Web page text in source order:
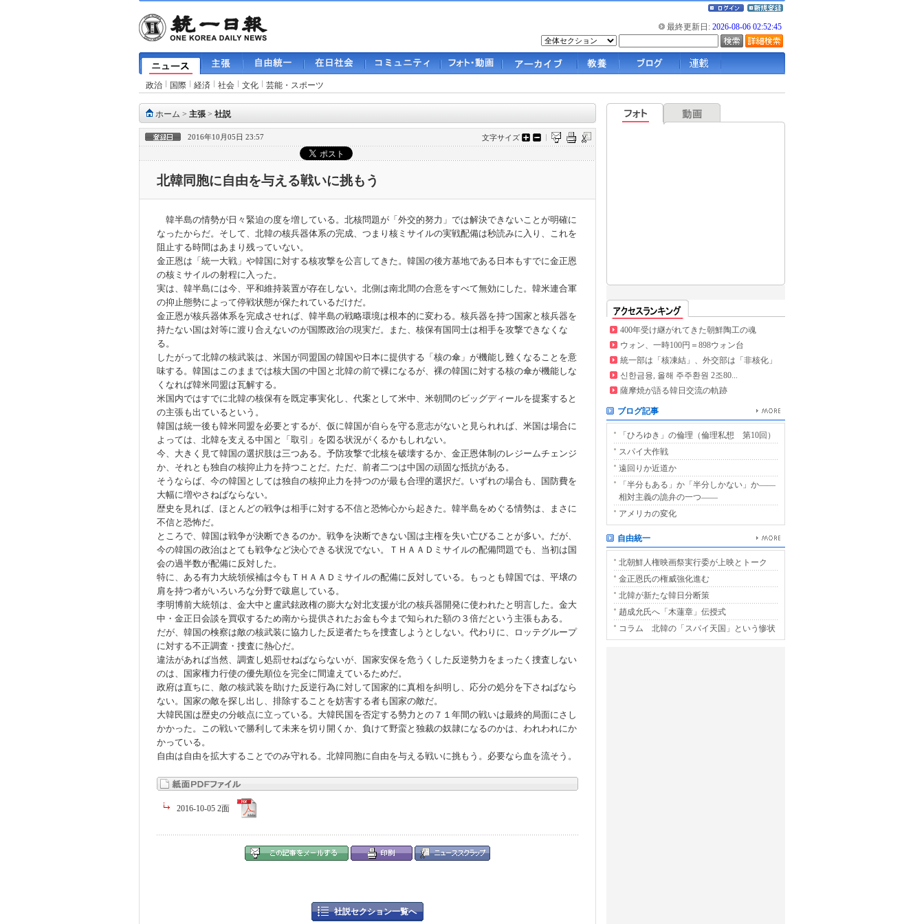
最終更新日: 2026-08-06 02:52:45
政治 国際 経済 社会 文化 芸能・スポーツ
ホーム > 主張> 社説
2016年10月05日 23:57 文字サイズ
北韓同胞に自由を与える戦いに挑もう
韓半島の情勢が日々緊迫の度を増している。北核問題が「外交的努力」では解決できないことが明確に
なったからだ。そして、北韓の核兵器体系の完成、つまり核ミサイルの実戦配備は秒読みに入り、これを
阻止する時間はあまり残っていない。
金正恩は「統一大戦」や韓国に対する核攻撃を公言してきた。韓国の後方基地である日本もすでに金正恩
の核ミサイルの射程に入った。
実は、韓半島には今、平和維持装置が存在しない。北側は南北間の合意をすべて無効にした。韓米連合軍
の抑止態勢によって停戦状態が保たれているだけだ。
金正恩が核兵器体系を完成させれば、韓半島の戦略環境は根本的に変わる。核兵器を持つ国家と核兵器を
持たない国は対等に渡り合えないのが国際政治の現実だ。また、核保有国同士は相手を攻撃できなくな
る。
したがって北韓の核武装は、米国が同盟国の韓国や日本に提供する「核の傘」が機能し難くなることを意
味する。韓国はこのままでは核大国の中国と北韓の前で裸になるが、裸の韓国に対する核の傘が機能しな
くなれば韓米同盟は瓦解する。
米国内ではすでに北韓の核保有を既定事実化し、代案として米中、米朝間のビッグディールを提案すると
の主張も出ているという。
韓国は統一後も韓米同盟を必要とするが、仮に韓国が自らを守る意志がないと見られれば、米国は場合に
よっては、北韓を支える中国と「取引」を図る状況がくるかもしれない。
今、大きく見て韓国の選択肢は三つある。予防攻撃で北核を破壊するか、金正恩体制のレジームチェンジ
か、それとも独自の核抑止力を持つことだ。ただ、前者二つは中国の頑固な抵抗がある。
そうならば、今の韓国としては独自の核抑止力を持つのが最も合理的選択だ。いずれの場合も、国防費を
大幅に増やさねばならない。
歴史を見れば、ほとんどの戦争は相手に対する不信と恐怖心から起きた。韓半島をめぐる情勢は、まさに
不信と恐怖だ。
ところで、韓国は戦争が決断できるのか。戦争を決断できない国は主権を失い亡びることが多い。だが、
今の韓国の政治はとても戦争など決心できる状況でない。ＴＨＡＡＤミサイルの配備問題でも、当初は国
会の過半数が配備に反対した。
特に、ある有力大統領候補は今もＴＨＡＡＤミサイルの配備に反対している。もっとも韓国では、平壌の
肩を持つ者がいろいろな分野で跋扈している。
李明博前大統領は、金大中と盧武鉉政権の膨大な対北支援が北の核兵器開発に使われたと明言した。金大
中・金正日会談を買収するため南から提供されたお金も今まで知られた額の３倍だという主張もある。
だが、韓国の検察は敵の核武装に協力した反逆者たちを捜査しようとしない。代わりに、ロッテグループ
に対する不正調査・捜査に熱心だ。
違法があれば当然、調査し処罰せねばならないが、国家安保を危うくした反逆勢力をまったく捜査しない
のは、国家権力行使の優先順位を完全に間違えているためだ。
政府は直ちに、敵の核武装を助けた反逆行為に対して国家的に真相を糾明し、応分の処分を下さねばなら
ない。国家の敵を探し出し、排除することを妨害する者も国家の敵だ。
大韓民国は歴史の分岐点に立っている。大韓民国を否定する勢力との７１年間の戦いは最終的局面にさし
かかった。この戦いで勝利して未来を切り開くか、負けて野蛮と独裁の奴隷になるのかは、われわれにか
かっている。
自由は自由を拡大することでのみ守れる。北韓同胞に自由を与える戦いに挑もう。必要なら血を流そう。
2016-10-05 2面
社説セクション一覧へ
400年受け継がれてきた朝鮮陶工の魂
ウォン、一時100円＝898ウォン台
統一部は「核凍結」、外交部は「非核化」
신한금융, 올해 주주환원 2조80...
薩摩焼が語る韓日交流の軌跡
ブログ記事
「ひろゆき」の倫理（倫理私想 第10回）
スパイ大作戦
遠回りか近道か
「半分もある」か「半分しかない」か――
相対主義の詭弁の一つ――
アメリカの変化
自由統一
北朝鮮人権映画祭実行委が上映とトーク
金正恩氏の権威強化進む
北韓が新たな韓日分断策
趙成允氏へ「木蓮章」伝授式
コラム 北韓の「スパイ天国」という惨状